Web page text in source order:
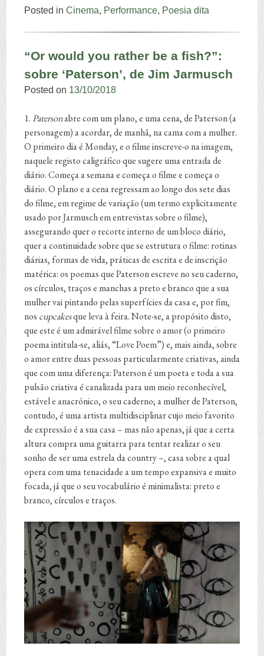
Posted inCinema, Performance, Poesia dita
“Or would you rather be a fish?”:
sobre ‘Paterson’, de Jim Jarmusch
Posted on 13/10/2018
1.Patersonabre com um plano, e uma cena, de Paterson (a
personagem) a acordar, de manhã, na cama com a mulher.
O primeiro dia é Monday, e o filme inscreve-o na imagem,
naquele registo caligráfico que sugere uma entrada de
diário. Começa a semana e começa o filme e começa o
diário. O plano e a cena regressam ao longo dos sete dias
do filme, em regime de variação (um termo explicitamente
usado por Jarmusch em entrevistas sobre o filme),
assegurando quer o recorte interno de um bloco diário,
quer a continuidade sobre que se estrutura o filme: rotinas
diárias, formas de vida, práticas de escrita e de inscrição
matérica: os poemas que Paterson escreve no seu caderno,
os círculos, traços e manchas a preto e branco que a sua
mulher vai pintando pelas superfícies da casa e, por fim,
nos cupcakesque leva à feira. Note-se, a propósito disto,
que este é um admirável filme sobre o amor (o primeiro
poema intitula-se, aliás, “Love Poem”) e, mais ainda, sobre
o amor entre duas pessoas particularmente criativas, ainda
que com uma diferença: Paterson é um poeta e toda a sua
pulsão criativa é canalizada para um meio reconhecível,
estável e anacrónico, o seu caderno; a mulher de Paterson,
contudo, é uma artista multidisciplinar cujo meio favorito
de expressão é a sua casa – mas não apenas, já que a certa
altura compra uma guitarra para tentar realizar o seu
sonho de ser uma estrela da country –, casa sobre a qual
opera com uma tenacidade a um tempo expansiva e muito
focada, já que o seu vocabulário é minimalista: preto e
branco, círculos e traços.